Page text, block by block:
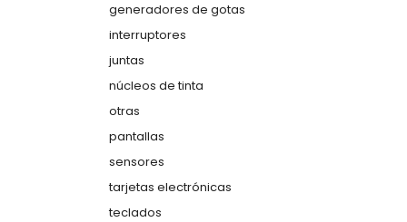
generadores de gotas
interruptores
juntas
núcleos de tinta
otras
pantallas
sensores
tarjetas electrónicas
teclados